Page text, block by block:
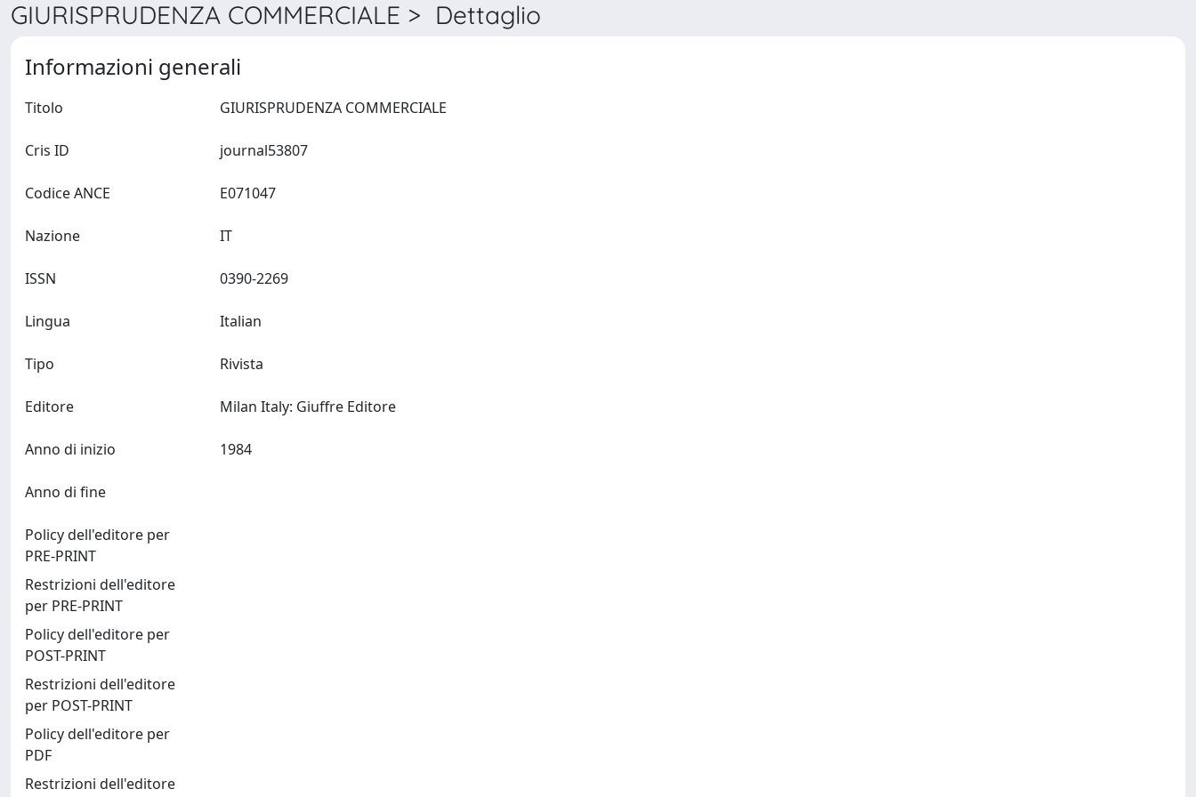
GIURISPRUDENZA COMMERCIALE > Dettaglio
Informazioni generali
Titolo
Cris ID
Codice ANCE
Nazione
ISSN
Lingua
Tipo Rivista
Editore
Anno di inizio
Anno di fine
Policy dell'editore per
PRE-PRINT
Restrizioni dell'editore
per PRE-PRINT
Policy dell'editore per
POST-PRINT
Restrizioni dell'editore
per POST-PRINT
Policy dell'editore per
PDF
Restrizioni dell'editore